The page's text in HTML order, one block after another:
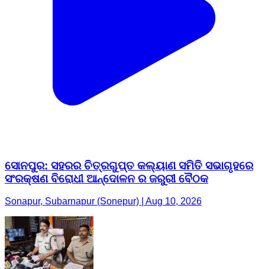
ସୋନପୁର: ସହରର ଚିତ୍ରଗୁପ୍ତ କଲ୍ୟାଣ ସମିତି ସଭାଗୃହରେ
ସଂରକ୍ଷଣ ବିରୋଧୀ ଆନ୍ଦୋଳନ ର ଜରୁରୀ ବୈଠକ
Sonapur, Subarnapur (Sonepur) | Aug 10, 2026